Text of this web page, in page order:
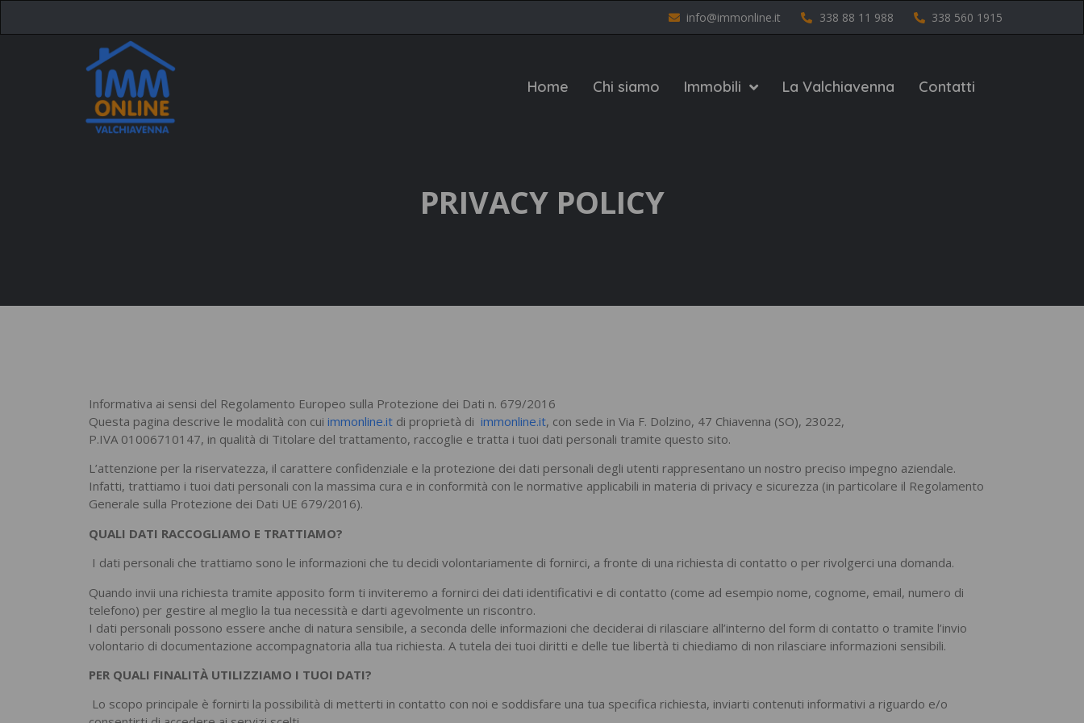
info@immonline.it 338 88 11 988 338 560 1915
Home Chi siamo Immobili La Valchiavenna Contatti
PRIVACY POLICY
Informativa ai sensi del Regolamento Europeo sulla Protezione dei Dati n. 679/2016
Questa pagina descrive le modalità con cui immonline.it di proprietà di immonline.it, con sede in Via F. Dolzino, 47 Chiavenna (SO), 23022,
P.IVA 01006710147, in qualità di Titolare del trattamento, raccoglie e tratta i tuoi dati personali tramite questo sito.
L’attenzione per la riservatezza, il carattere confidenziale e la protezione dei dati personali degli utenti rappresentano un nostro preciso impegno aziendale.
Infatti, trattiamo i tuoi dati personali con la massima cura e in conformità con le normative applicabili in materia di privacy e sicurezza (in particolare il Regolamento
Generale sulla Protezione dei Dati UE 679/2016).
QUALI DATI RACCOGLIAMO E TRATTIAMO?
I dati personali che trattiamo sono le informazioni che tu decidi volontariamente di fornirci, a fronte di una richiesta di contatto o per rivolgerci una domanda.
Quando invii una richiesta tramite apposito form ti inviteremo a fornirci dei dati identificativi e di contatto (come ad esempio nome, cognome, email, numero di
telefono) per gestire al meglio la tua necessità e darti agevolmente un riscontro.
I dati personali possono essere anche di natura sensibile, a seconda delle informazioni che deciderai di rilasciare all’interno del form di contatto o tramite l’invio
volontario di documentazione accompagnatoria alla tua richiesta. A tutela dei tuoi diritti e delle tue libertà ti chiediamo di non rilasciare informazioni sensibili.
PER QUALI FINALITÀ UTILIZZIAMO I TUOI DATI?
Lo scopo principale è fornirti la possibilità di metterti in contatto con noi e soddisfare una tua specifica richiesta, inviarti contenuti informativi a riguardo e/o